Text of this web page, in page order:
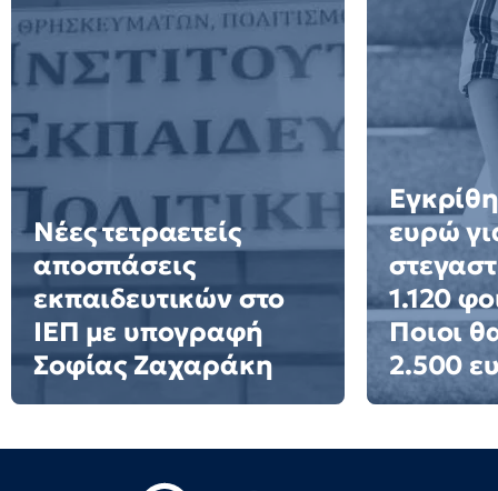
Νέες τετραετείς
αποσπάσεις
εκπαιδευτικών στο
ΙΕΠ με υπογραφή
Σοφίας Ζαχαράκη
ευρώ
1.120
Ποιοι
2.500